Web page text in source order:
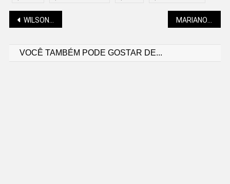
Navegação
WILSON DE OLIVEIRA NETO: AS SEMELHANÇAS ENTRE CRISTIANISMO E ISLAMISMO
VOCÊ TAMBÉM PODE GOSTAR DE...